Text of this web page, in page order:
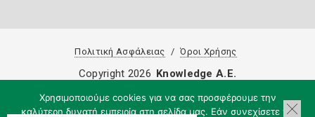
Πολιτική Ασφάλειας Όροι Χρήσης
Χρησιμοποιούμε cookies για να σας προσφέρουμε την
καλύτερη δυνατή εμπειρία στη σελίδα μας. Εάν συνεχίσετε να
Copyright 2026 Knowledge A.E.